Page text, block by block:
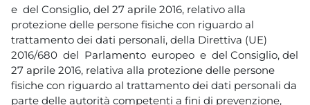
e del Consiglio, del 27 aprile 2016, relativo alla
protezione delle persone fisiche con riguardo al
trattamento dei dati personali, della Direttiva (UE)
2016/680 del Parlamento europeo e del Consiglio, del
27 aprile 2016, relativa alla protezione delle persone
fisiche con riguardo al trattamento dei dati personali da
parte delle autorità competenti a fini di prevenzione,